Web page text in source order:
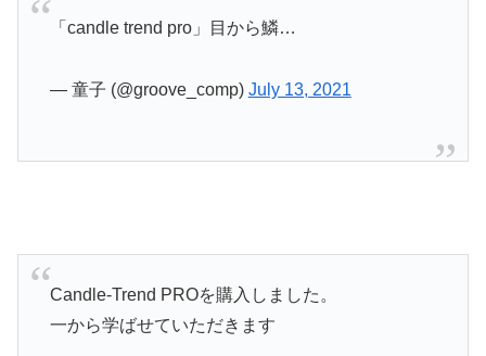
「candle trend pro」目から鱗…
— 童子 (@groove_comp) July 13, 2021
Candle-Trend PROを購入しました。
一から学ばせていただきます